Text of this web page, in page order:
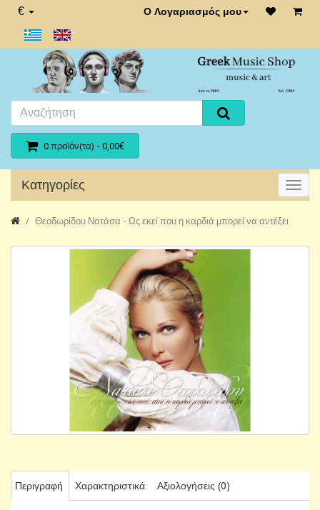
€ Ο Λογαριασμός μου
0 προϊόν(τα) - 0,00€
Κατηγορίες
Θεοδωρίδου Νατάσα - Ως εκεί που η καρδιά μπορεί να αντέξει
Περιγραφή Χαρακτηριστικά Αξιολογήσεις (0)